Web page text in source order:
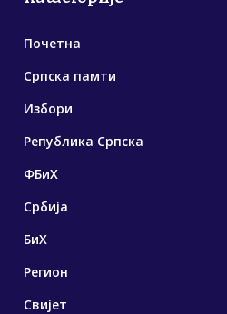
Почетна
Српска памти
Избори
Република Српска
ФБиХ
Србија
БиХ
Регион
Свијет